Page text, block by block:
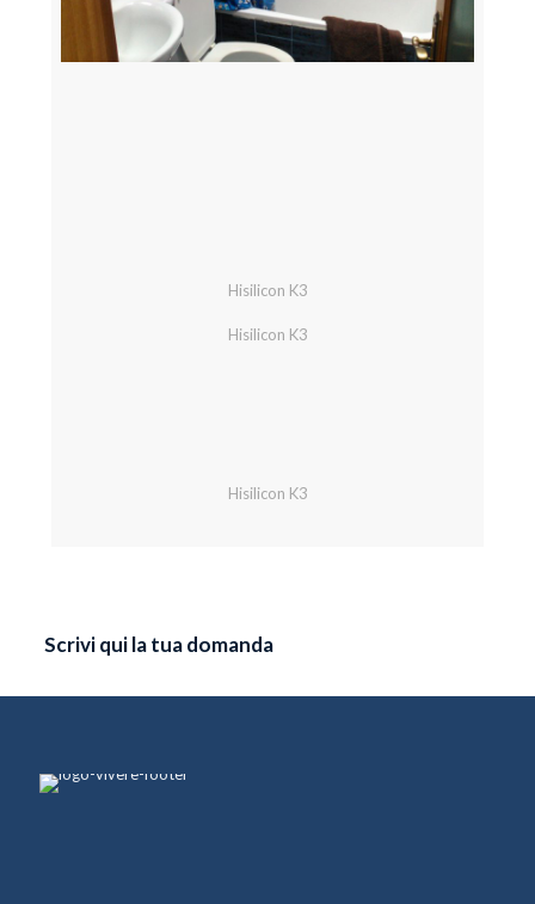
Hisilicon K3
Hisilicon K3
Hisilicon K3
Scrivi qui la tua domanda